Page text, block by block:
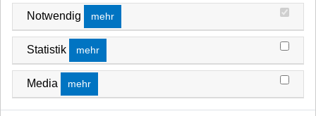
Notwendig mehr
Statistik mehr
Media mehr